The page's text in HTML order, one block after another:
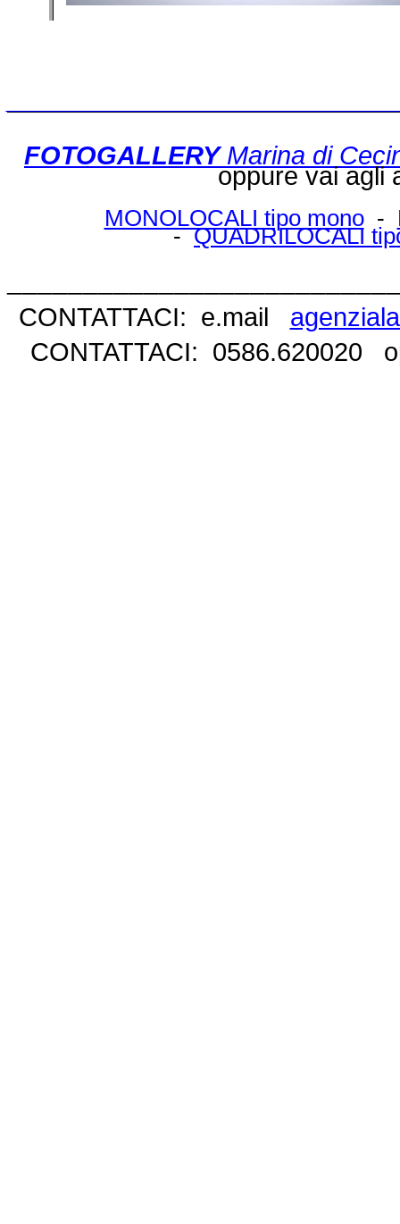
FOTOGALLERYMarina di
oppure vai agli
MONOLOCALI tipo mono-
-QUADRILOCALI
CONTATTACI: e.mail
CONTATTACI: 0586.620020